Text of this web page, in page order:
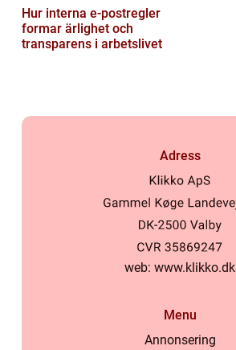
Hur interna e-postregler
formar ärlighet och
transparens i arbetslivet
Adress
web: www.klikko.dk
Menu
Annonsering